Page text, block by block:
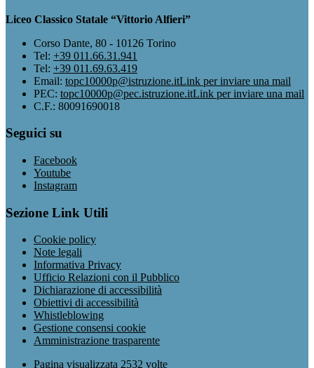
Liceo Classico Statale “Vittorio Alfieri”
Corso Dante, 80 - 10126 Torino
Tel: +39 011.66.31.941
Tel: +39 011.69.63.419
Email: topc10000p@istruzione.itLink per inviare una mail
PEC: topc10000p@pec.istruzione.itLink per inviare una mail
C.F.: 80091690018
Seguici su
Facebook
Youtube
Instagram
Sezione Link Utili
Cookie policy
Note legali
Informativa Privacy
Ufficio Relazioni con il Pubblico
Dichiarazione di accessibilità
Obiettivi di accessibilità
Whistleblowing
Gestione consensi cookie
Amministrazione trasparente
Pagina visualizzata 2532 volte